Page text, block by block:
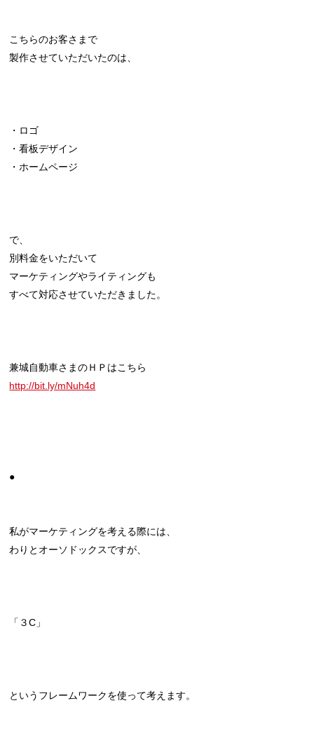
こちらのお客さまで
製作させていただいたのは、
・ロゴ
・看板デザイン
・ホームページ
で、
別料金をいただいて
マーケティングやライティングも
すべて対応させていただきました。
兼城自動車さまのＨＰはこちら
http://bit.ly/mNuh4d
●
私がマーケティングを考える際には、
わりとオーソドックスですが、
「３C」
というフレームワークを使って考えます。